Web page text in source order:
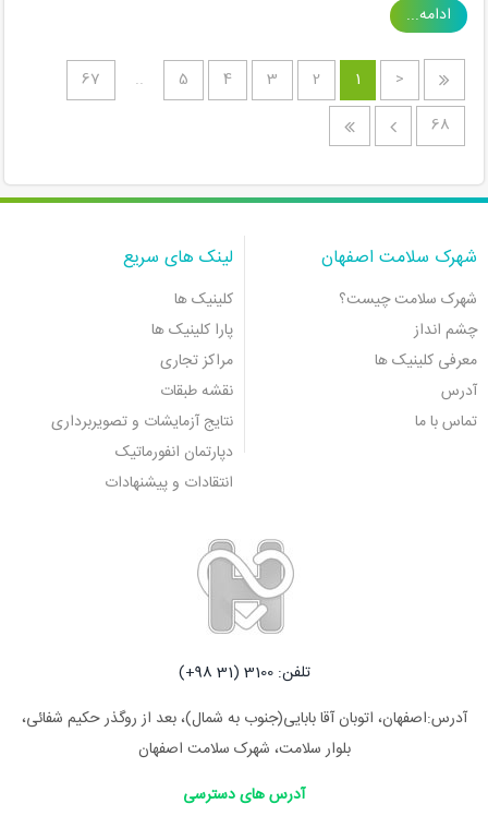
ادامه...
<
1
2
3
4
5
..
67
68
شهرک سلامت اصفهان
شهرک سلامت چیست؟
چشم انداز
معرفی کلینیک ها
آدرس
تماس با ما
لینک های سریع
کلینیک ها
پارا کلینیک ها
مراکز تجاری
نقشه طبقات
نتایج آزمایشات و تصویربرداری
دپارتمان انفورماتیک
انتقادات و پیشنهادات
تلفن: 3100 (31 98+)
آدرس:اصفهان، اتوبان آقا بابایی(جنوب به شمال)، بعد از روگذر حکیم شفائی،
بلوار سلامت، شهرک سلامت اصفهان
آدرس های دسترسی